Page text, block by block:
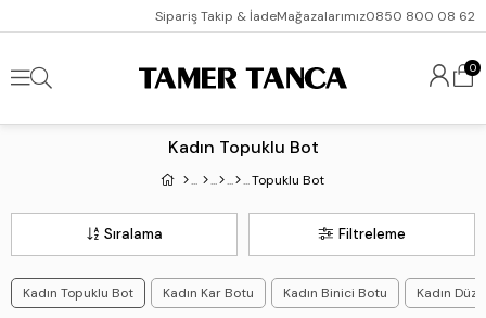
Sipariş Takip & İadeMağazalarımız0850 800 08 62
0
Kadın Topuklu Bot
Topuklu Bot
Filtreleme
Sıralama
Kadın Topuklu Bot Kadın Kar Botu Kadın Binici Botu Kadın Düz